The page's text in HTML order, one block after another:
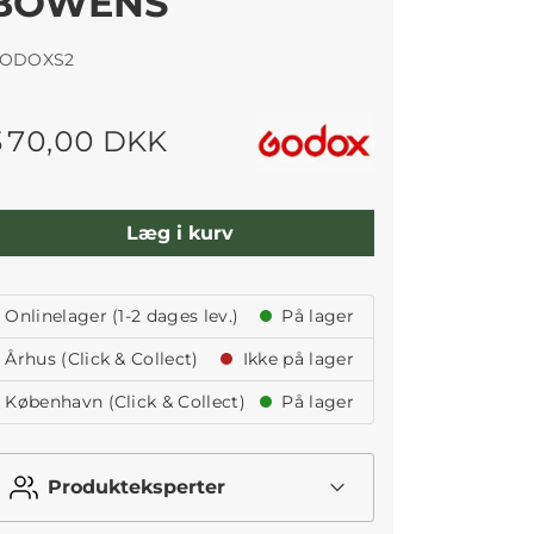
DKK
Læg i kurv
Onlinelager (1-2 dages lev.)
På lager
Århus (Click & Collect)
Ikke på lager
København (Click & Collect)
På lager
Produkteksperter